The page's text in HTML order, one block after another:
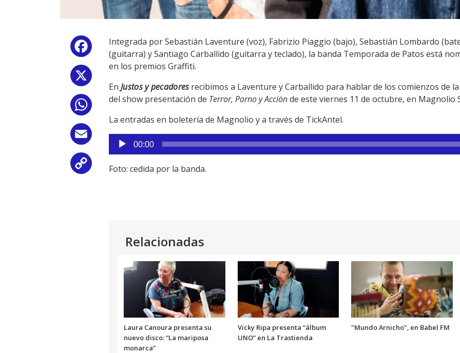
Facebook
Email
Copy
Integrada por Sebastián Laventure (voz), Fabrizio Piaggio (bajo), Sebastián Lombardo
(guitarra) y Santiago Carballido (guitarra y teclado), la banda Temporada de Patos está
en los premios Graffiti.
En Justos y pecadoresrecibimos a Laventure y Carballido para hablar de los comienzos de
del show presentación de Terror, Porno y Acciónde este viernes 11 de octubre, en Magnolio
La entradas en boletería de Magnolio y a través de TickAntel.
Reproductor
de
audio
00:00
Foto: cedida por la banda.
Relacionadas
Laura Canoura presenta su
nuevo disco: “La mariposa
monarca”
Vicky Ripa presenta “álbum
UNO” en La Trastienda
"Mundo Arnicho", en Babel FM